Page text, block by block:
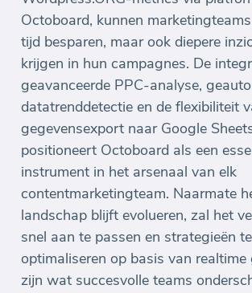
Octoboard, kunnen
tijd besparen, maar ook diepere
krijgen in hun campagnes. De
geavanceerde PPC-analyse,
datatrenddetectie en de flexibiliteit
gegevensexport naar Google
positioneert Octoboard als een
instrument in het arsenaal van elk
contentmarketingteam. Naarmate
landschap blijft evolueren, zal het
snel aan te passen en strategieën te
optimaliseren op basis van realtime
zijn wat succesvolle teams